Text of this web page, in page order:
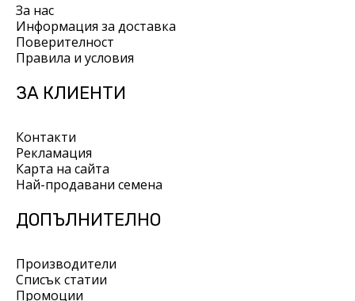
За нас
Информация за доставка
Поверителност
Правила и условия
ЗА КЛИЕНТИ
Контакти
Рекламация
Карта на сайта
Най-продавани семена
ДОПЪЛНИТЕЛНО
Производители
Списък статии
Промоции